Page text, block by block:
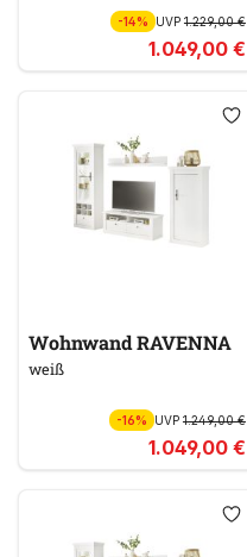
-14% UVP 1.229,00 €
1.049,00 €
Wohnwand RAVENNA
weiß
-16% UVP 1.249,00 €
1.049,00 €